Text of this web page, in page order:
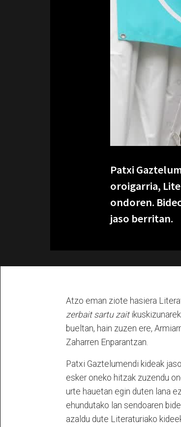
Patxi
oroigarria,
ondoren.
jaso berritan.
Atzo eman ziote hasiera
zerbait sartu zait
bueltan, hain zuzen ere,
Zaharren Enparantzan.
Patxi Gaztelumendi kideak
esker oneko hitzak zuzendu
urte hauetan egin duten lana
ehundutako lan sendoaren
azaldu dute Literaturiako